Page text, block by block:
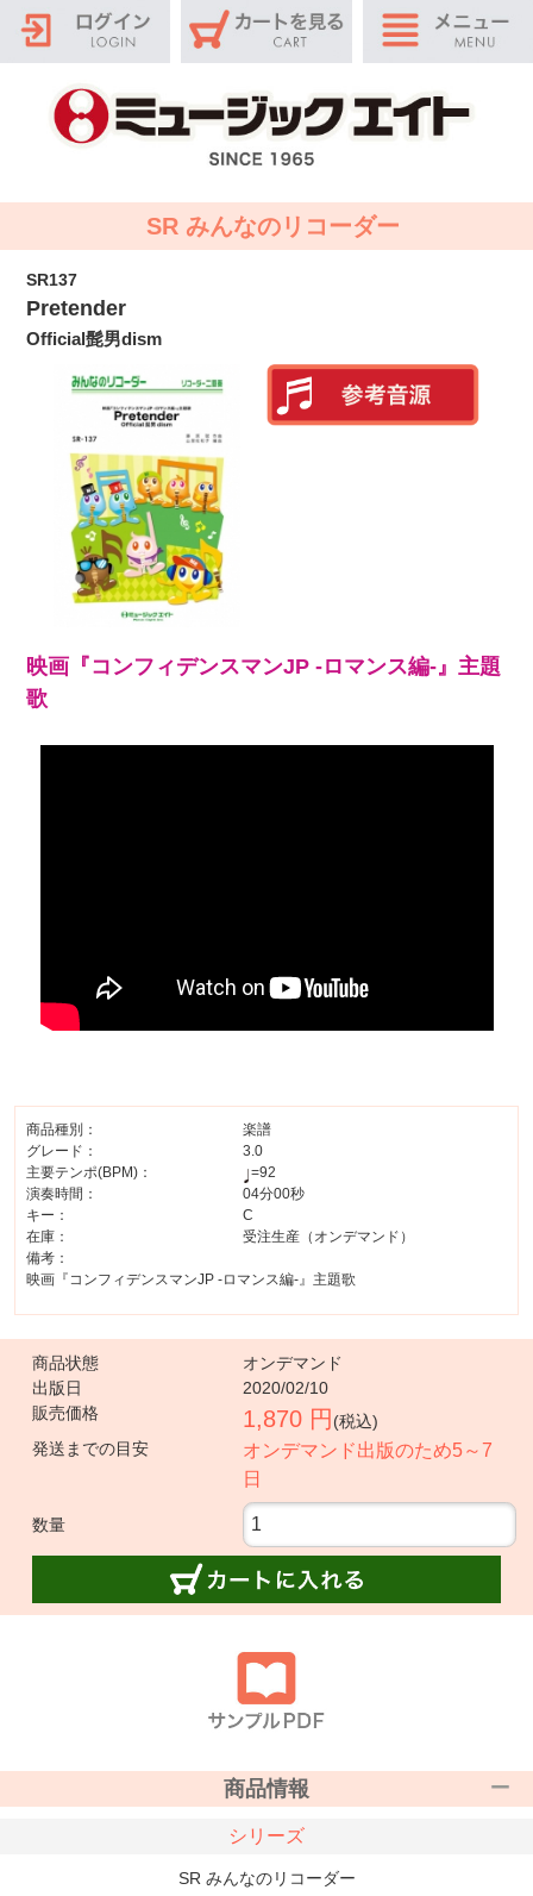
SR みんなのリコーダー
SR137
Pretender
Official髭男dism
映画『コンフィデンスマンJP -ロマンス編-』主題
歌
商品種別：
楽譜
グレード：
3.0
主要テンポ(BPM)：
=92
演奏時間：
04分00秒
キー：
C
在庫：
受注生産（オンデマンド）
備考：
映画『コンフィデンスマンJP -ロマンス編-』主題歌
商品状態
オンデマンド
出版日
2020/02/10
販売価格
1,870 円 (税込)
発送までの目安
オンデマンド出版のため5～7
日
数量
商品情報
シリーズ
SR みんなのリコーダー